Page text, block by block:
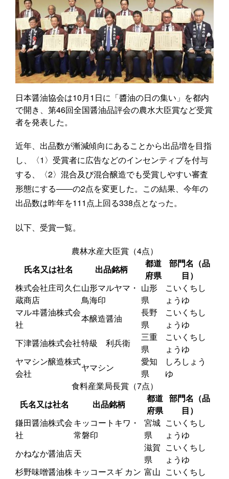
日本醤油協会は10月1日に「醬油の日の集い」を都内
で開き、第46回全国醤油品評会の農水大臣賞など受賞
者を発表した。
近年、出品数が漸減傾向にあることから出品増を目指
し、〈1〉受賞者に広告などのインセンティブを付与
する、〈2〉混合及び混合醸造でも受賞しやすい審査
形態にする――の2点を変更した。この結果、今年の
出品数は昨年を111点上回る338点となった。
以下、受賞一覧。
農林水産大臣賞（4点）
氏名又は社名
出品銘柄
都道
府県
部門名（品
目）
株式会社庄司久仁
蔵商店
山形マルヤマ・
鳥海印
山形
県
こいくちし
ょうゆ
マルヰ醤油株式会
社
本醸造醤油
長野
県
こいくちし
ょうゆ
下津醤油株式会社特級 利兵衛
三重
県
こいくちし
ょうゆ
ヤマシン醸造株式
会社
ヤマシン
愛知
県
しろしょう
ゆ
食料産業局長賞（7点）
氏名又は社名
出品銘柄
都道
府県
部門名（品
目）
鎌田醤油株式会
社
キッコートキワ・
常磐印
宮城
県
こいくちし
ょうゆ
かねなか醤油店天
滋賀
県
こいくちし
ょうゆ
杉野味噌醤油株キッコースギ カン 富山 こいくちし